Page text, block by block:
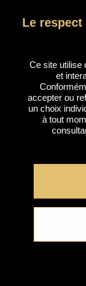
Le
Ce site utilise
et
accepter ou
un choix
à tout